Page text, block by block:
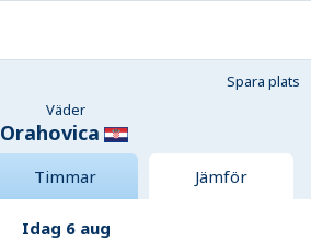
Spara plats
Väder
Orahovica
Timmar Jämför
Idag 6 aug